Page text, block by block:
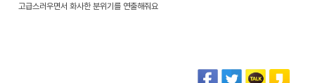
고급스러우면서 화사한 분위기를 연출해줘요